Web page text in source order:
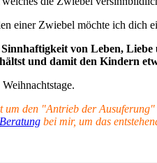
einer Zwiebel möchte ich dich
von Leben,
und damit den Kindern
den "Antrieb der
Beratung bei mir, um das